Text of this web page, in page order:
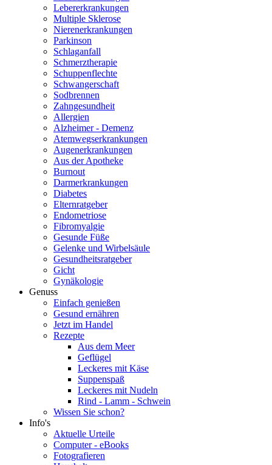
Lebererkrankungen
Multiple Sklerose
Nierenerkrankungen
Parkinson
Schlaganfall
Schmerztherapie
Schuppenflechte
Schwangerschaft
Sodbrennen
Zahngesundheit
Allergien
Alzheimer - Demenz
Atemwegserkrankungen
Augenerkrankungen
Aus der Apotheke
Burnout
Darmerkrankungen
Diabetes
Elternratgeber
Endometriose
Fibromyalgie
Gesunde Füße
Gelenke und Wirbelsäule
Gesundheitsratgeber
Gicht
Gynäkologie
Genuss
Einfach genießen
Gesund ernähren
Jetzt im Handel
Rezepte
Aus dem Meer
Geflügel
Leckeres mit Käse
Suppenspaß
Leckeres mit Nudeln
Rind - Lamm - Schwein
Wissen Sie schon?
Info's
Aktuelle Urteile
Computer - eBooks
Fotografieren